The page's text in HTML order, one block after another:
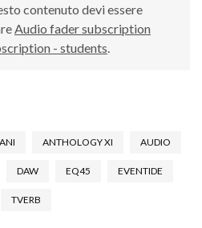
contenuto devi essere
Audio fader subscription
- students
ANTHOLOGY XI AUDIO
DAW EQ45 EVENTIDE
TVERB